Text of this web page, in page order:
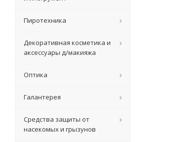
Пиротехника
Декоративная косметика и
аксессуары д/макияжа
Оптика
Галантерея
Средства защиты от
насекомых и грызунов